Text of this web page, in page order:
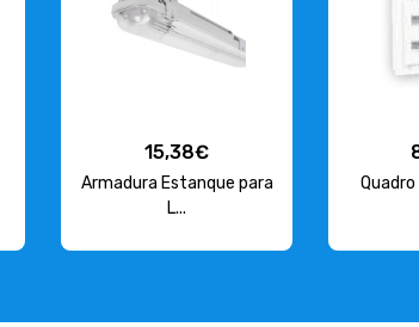
15,38€
Armadura Estanque para
L...